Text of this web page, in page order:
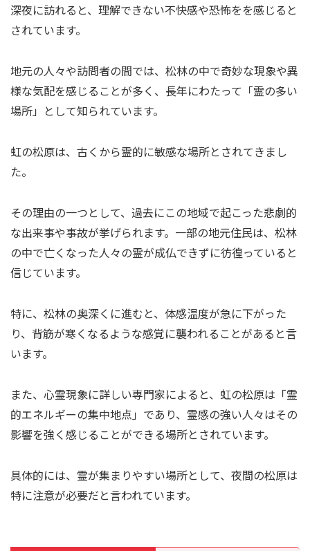
深夜に訪れると、理解できない不快感や恐怖をを感じると
されています。
地元の人々や訪問者の間では、松林の中で奇妙な現象や異
様な気配を感じることが多く、長年にわたって「霊の多い
場所」として知られています。
虹の松原は、古くから霊的に敏感な場所とされてきまし
た。
その理由の一つとして、過去にこの地域で起こった悲劇的
な出来事や事故が挙げられます。一部の地元住民は、松林
の中で亡くなった人々の霊が成仏できずに彷徨っていると
信じています。
特に、松林の奥深くに進むと、体感温度が急に下がった
り、背筋が寒くなるような感覚に襲われることがあると言
います。
また、心霊現象に詳しい専門家によると、虹の松原は「霊
的エネルギーの集中地点」であり、霊感の強い人々はその
影響を強く感じることができる場所とされています。
具体的には、霊が集まりやすい場所として、夜間の松原は
特に注意が必要だと言われています。